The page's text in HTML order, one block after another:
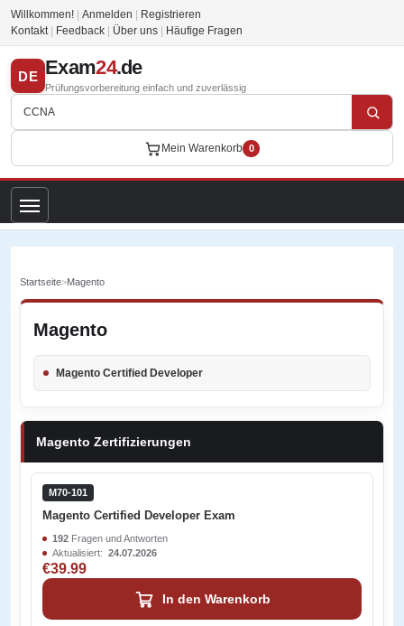
Willkommen! Anmelden
Registrieren
Kontakt
Feedback Über uns Häufige Fragen
DE Exam24.de
Prüfungsvorbereitung einfach und zuverlässig
Mein Warenkorb 0
Startseite>Magento
Magento
Magento Certified Developer
Magento Zertifizierungen
M70-101
Magento Certified Developer Exam
192 Fragen und Antworten
Aktualisiert: 24.07.2026
€39.99
In den Warenkorb